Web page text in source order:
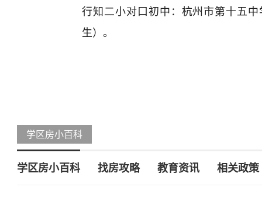
行知二小对口初中：杭州市第十五
生）。
学区房小百科
学区房小百科 找房攻略 教育资讯 相关政策